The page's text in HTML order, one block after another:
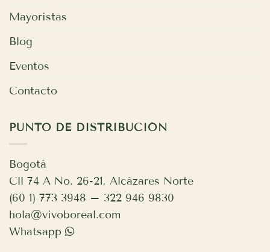
Mayoristas
Blog
Eventos
Contacto
PUNTO DE DISTRIBUCIÓN
Bogotá
Cll 74 A No. 26-21, Alcázares Norte
(60 1) 773 3948 – 322 946 9830
hola@vivoboreal.com
Whatsapp